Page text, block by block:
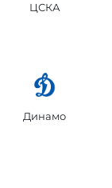
ЦСКА
Динамо